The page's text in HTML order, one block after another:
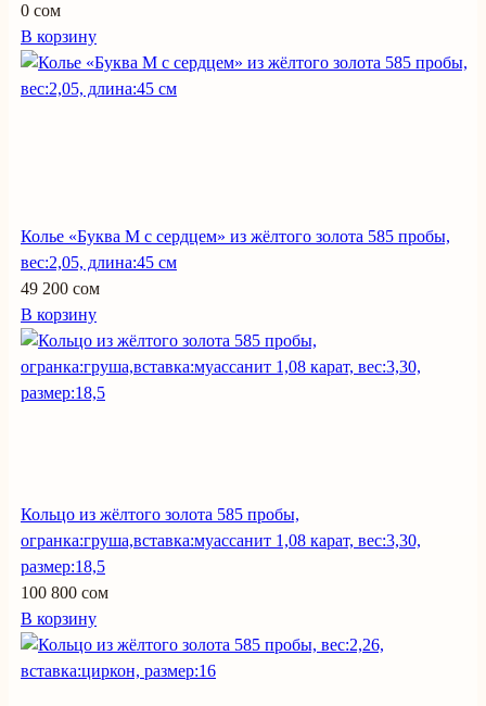
0 сом
В корзину
Колье «Буква М с сердцем» из жёлтого золота 585 пробы,
вес:2,05, длина:45 см
49 200 сом
В корзину
Кольцо из жёлтого золота 585 пробы,
огранка:груша,вставка:муассанит 1,08 карат, вес:3,30,
размер:18,5
100 800 сом
В корзину